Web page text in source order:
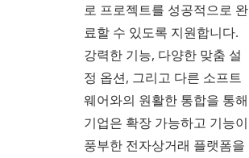
로 프로젝트를 성공적으로 완
료할 수 있도록 지원합니다.
강력한 기능, 다양한 맞춤 설
정 옵션, 그리고 다른 소프트
웨어와의 원활한 통합을 통해
기업은 확장 가능하고 기능이
풍부한 전자상거래 플랫폼을